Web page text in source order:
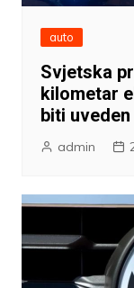
auto
Svjetska
kilometar
biti
admin